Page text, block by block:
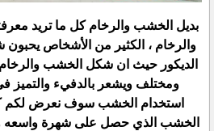
بديل الخشب والرخام كل ما تريد
والرخام ، الكثير من الأشخاص
الديكور حيث ان شكل الخشب
ومختلف ويشعر بالدفيء والتميز
استخدام الخشب سوف نعرض لكم
الخشب الذي حصل على شهرة واسعه